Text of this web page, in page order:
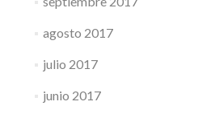
agosto 2017
julio 2017
junio 2017